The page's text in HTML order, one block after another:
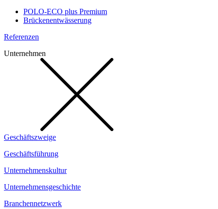
POLO-ECO plus Premium
Brückenentwässerung
Referenzen
Unternehmen
Geschäftszweige
Geschäftsführung
Unternehmenskultur
Unternehmensgeschichte
Branchennetzwerk